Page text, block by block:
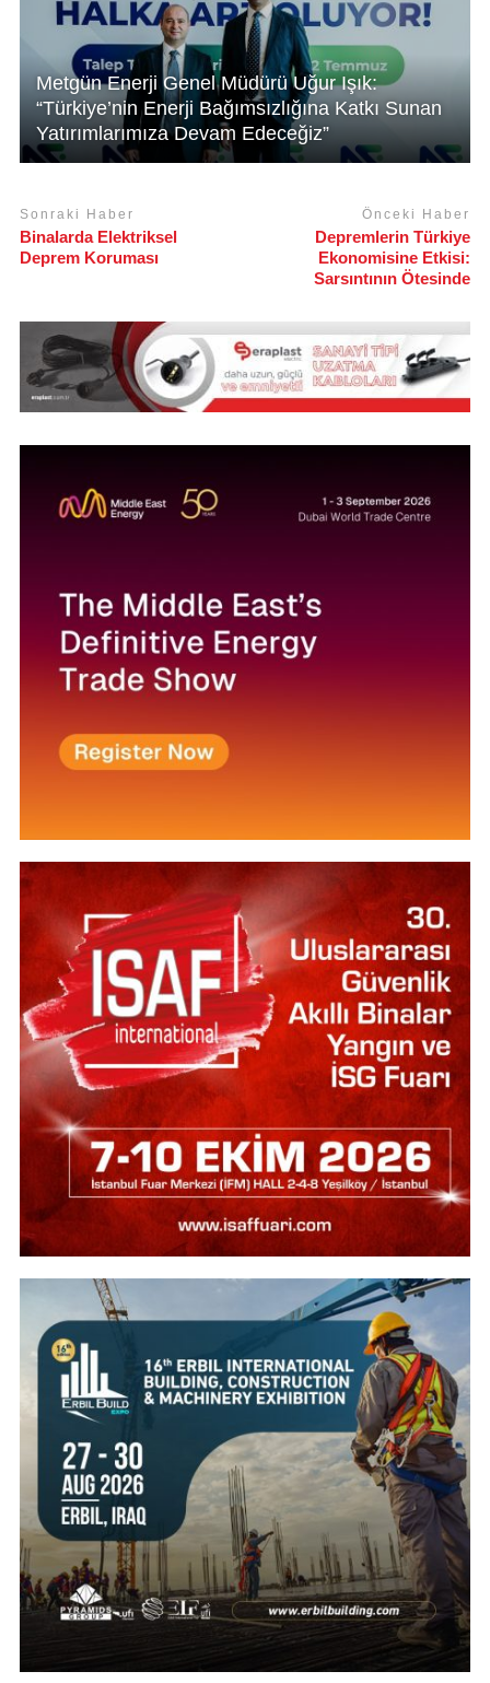
Metgün Enerji Genel Müdürü Uğur Işık:
“Türkiye’nin Enerji Bağımsızlığına Katkı Sunan
Yatırımlarımıza Devam Edeceğiz”
Sonraki Haber
Binalarda Elektriksel
Deprem Koruması
Önceki Haber
Depremlerin Türkiye
Ekonomisine Etkisi:
Sarsıntının Ötesinde